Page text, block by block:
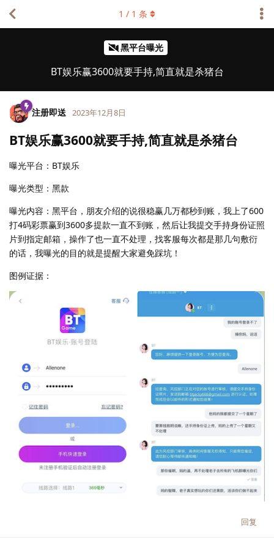
黑平台曝光
BT娱乐赢3600就要手持,简直就是杀猪台
1 / 1 条
注册即送 2023年12月8日
BT娱乐赢3600就要手持,简直就是杀猪台
曝光平台：BT娱乐
曝光类型：黑款
曝光内容：黑平台，朋友介绍的说很稳赢几万都秒到账，我上了600
打4码彩票赢到3600多提款一直不到账，然后让我提交手持身份证照
片到指定邮箱，操作了也一直不处理，找客服每次都是那几句敷衍
的话，我曝光的目的就是提醒大家避免踩坑！
图例证据：
回复